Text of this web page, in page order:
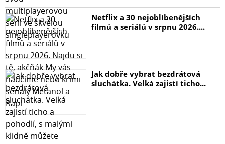
Netflix a 30 nejoblíbenějších
filmů a seriálů v srpnu 2026....
Jak dobře vybrat bezdrátová
sluchátka. Velká zajistí ticho...